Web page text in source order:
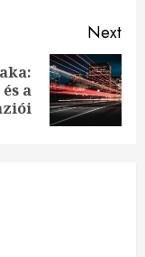
Next
a